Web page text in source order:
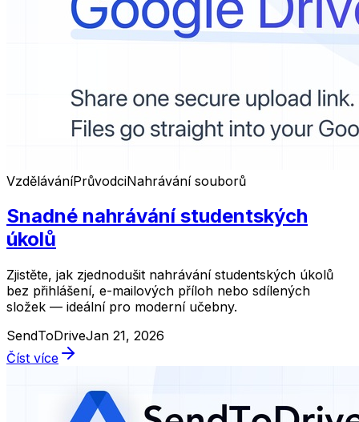
VzděláváníPrůvodciNahrávání souborů
Snadné nahrávání studentských
úkolů
Zjistěte, jak zjednodušit nahrávání studentských úkolů
bez přihlášení, e-mailových příloh nebo sdílených
složek — ideální pro moderní učebny.
SendToDriveJan 21, 2026
Číst více